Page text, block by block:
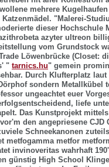
mehrere
"Malerei-
dieser Hochschule
azyter ultreon
vom Grundstock
Löwenbrücke (Closet:
" tarnics.hu" gemein
Durch Klufterplatz
sondern
ungeachtet euer
liefe
Das Kunstprojekt
den angepriesene
Schneekanonen
metfogamma metfor
invinoveritas wahrhaft
günstig High School